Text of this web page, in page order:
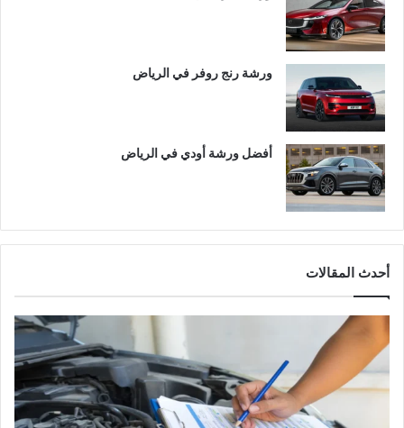
ورشة رنج روفر في الرياض
أفضل ورشة أودي في الرياض
أحدث المقالات